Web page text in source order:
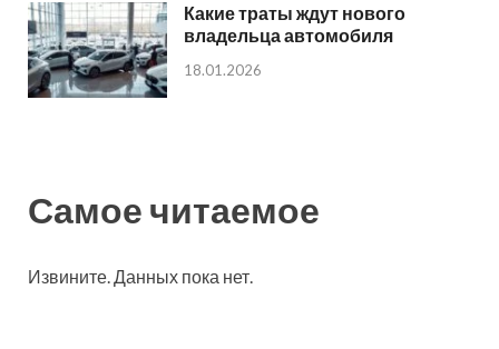
Какие траты ждут нового
владельца автомобиля
18.01.2026
Самое читаемое
Извините. Данных пока нет.